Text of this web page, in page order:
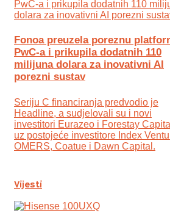
Fonoa preuzela poreznu
PwC-a i prikupila dodatnih 110
milijuna dolara za inovativni AI
porezni sustav
Seriju C financiranja predvodio je
Headline, a sudjelovali su i novi
investitori Eurazeo i Forestay
uz postojeće investitore Index
OMERS, Coatue i Dawn Capital.
Vijesti